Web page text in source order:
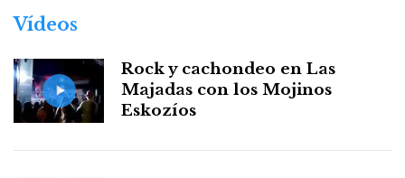
Vídeos
Rock y cachondeo en Las
Majadas con los Mojinos
Eskozíos